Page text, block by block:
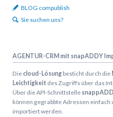
BLOG compublish
Sie suchen uns?
AGENTUR-CRM mit snapADDY
Diecloud-Lösungbesticht durch die
Leichtigkeit des Zugriffs über das
Über die API-Schnittstelle
können gegrabbte Adressen einfach
importiert werden.